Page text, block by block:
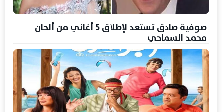
صوفية صادق تستعد لإطلاق 5 أغاني من ألحان
محمد السماحي